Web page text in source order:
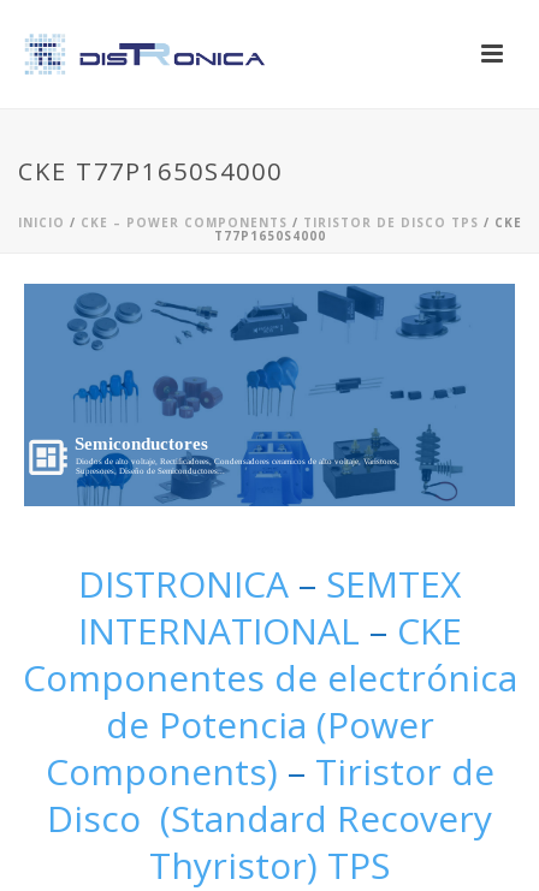
CKE T77P1650S4000
INICIO / CKE – POWER COMPONENTS / TIRISTOR DE DISCO TPS / CKE
T77P1650S4000
Semiconductores
Diodos de alto voltaje, Rectificadores, Condensadores ceramicos de alto voltaje, Varistores,
Supresores, Diseño de Semiconductores...
DISTRONICA – SEMTEX
INTERNATIONAL – CKE
Componentes de electrónica
de Potencia (Power
Components) – Tiristor de
Disco (Standard Recovery
Thyristor) TPS